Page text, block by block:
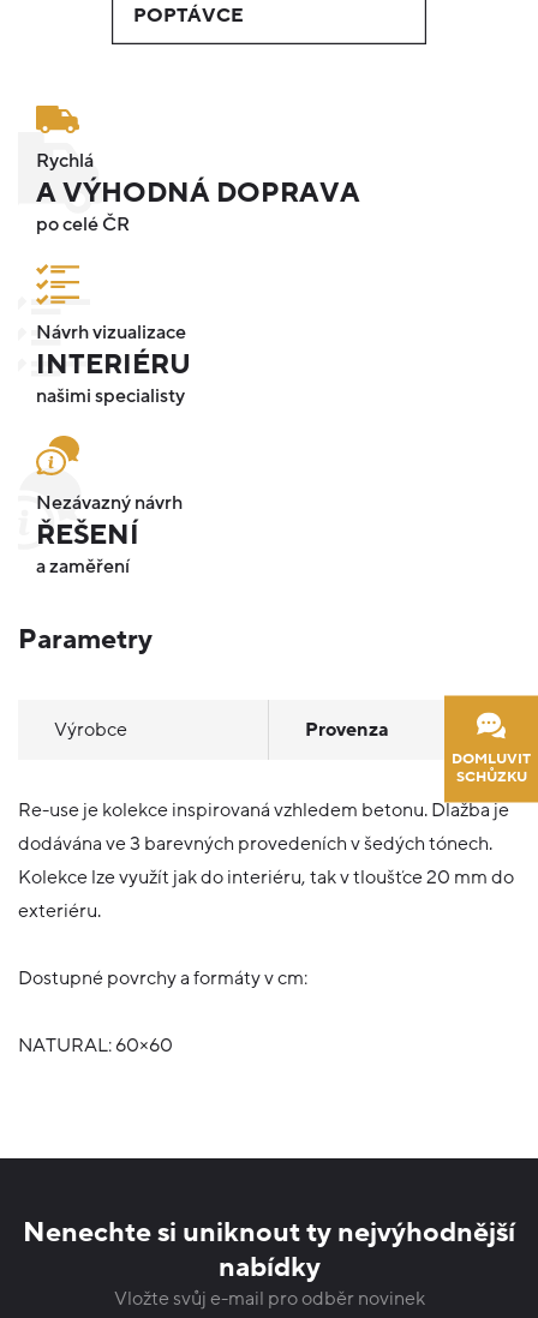
DOMLUVIT
SCHŮZKU
POPTÁVCE
Rychlá
A VÝHODNÁ DOPRAVA
po celé ČR
Návrh vizualizace
INTERIÉRU
našimi specialisty
Nezávazný návrh
ŘEŠENÍ
a zaměření
Parametry
Výrobce Provenza
Re-use je kolekce inspirovaná vzhledem betonu. Dlažba je
dodávána ve 3 barevných provedeních v šedých tónech.
Kolekce lze využít jak do interiéru, tak v tloušťce 20 mm do
exteriéru.
Dostupné povrchy a formáty v cm:
NATURAL: 60×60
Nenechte si uniknout ty nejvýhodnější
nabídky
Vložte svůj e-mail pro odběr novinek